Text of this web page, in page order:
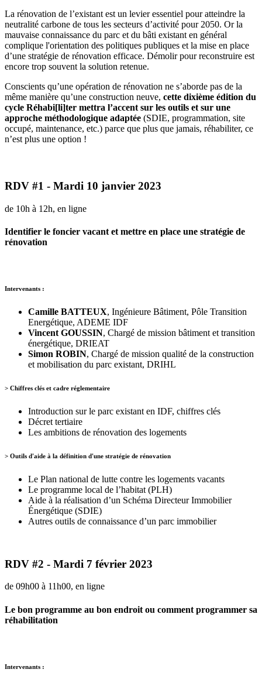
La rénovation de l’existant est un levier essentiel pour atteindre la
neutralité carbone de tous les secteurs d’activité pour 2050. Or la
mauvaise connaissance du parc et du bâti existant en général
complique l'orientation des politiques publiques et la mise en place
d’une stratégie de rénovation efficace. Démolir pour reconstruire est
encore trop souvent la solution retenue.
Conscients qu’une opération de rénovation ne s’aborde pas de la
même manière qu’une construction neuve, cette dixième édition du
cycle Réhabi[li]ter mettra l’accent sur les outils et sur une
approche méthodologique adaptée (SDIE, programmation, site
occupé, maintenance, etc.) parce que plus que jamais, réhabiliter, ce
n’est plus une option !
RDV #1 - Mardi 10 janvier 2023
de 10h à 12h, en ligne
Identifier le foncier vacant et mettre en place une stratégie de
rénovation
Intervenants :
Camille BATTEUX, Ingénieure Bâtiment, Pôle Transition
Energétique, ADEME IDF
Vincent GOUSSIN, Chargé de mission bâtiment et transition
énergétique, DRIEAT
Simon ROBIN, Chargé de mission qualité de la construction
et mobilisation du parc existant, DRIHL
> Chiffres clés et cadre réglementaire
Introduction sur le parc existant en IDF, chiffres clés
Décret tertiaire
Les ambitions de rénovation des logements
> Outils d'aide à la définition d'une stratégie de rénovation
Le Plan national de lutte contre les logements vacants
Le programme local de l’habitat (PLH)
Aide à la réalisation d’un Schéma Directeur Immobilier
Énergétique (SDIE)
Autres outils de connaissance d’un parc immobilier
RDV #2 - Mardi 7 février 2023
de 09h00 à 11h00, en ligne
Le bon programme au bon endroit ou comment programmer sa
réhabilitation
Intervenants :